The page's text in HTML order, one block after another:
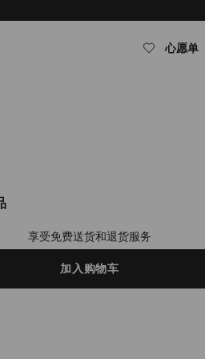
心愿单
享受免费送货和退货服务
加入购物车